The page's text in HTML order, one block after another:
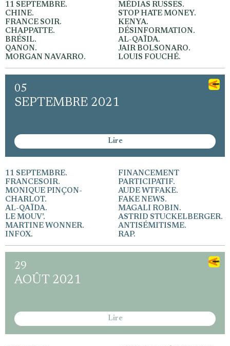
11 SEPTEMBRE.
CHINE.
FRANCE SOIR.
CHAPPATTE.
BRÉSIL.
QANON.
MORGAN NAVARRO.
MÉDIAS RUSSES.
STOP HATE MONEY.
KENYA.
DÉSINFORMATION.
AL-QAÏDA.
JAIR BOLSONARO.
LOUIS FOUCHÉ.
05
SEPTEMBRE 2021
Lire
11 SEPTEMBRE.
FRANCESOIR.
MONIQUE PINÇON-
CHARLOT.
AL-QAÏDA.
LE MOUV'.
MARTINE WONNER.
INFOX.
FINANCEMENT
PARTICIPATIF.
AUDE WTFAKE.
FAKE NEWS.
MAGALI ROBIN.
ASTRID STUCKELBERGER.
ANTISÉMITISME.
RAP.
29
AOÛT 2021
Lire